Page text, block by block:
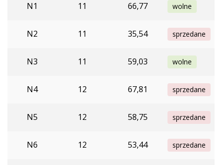
N1 11 66,77 wolne
N2 11 35,54 sprzedane
N3 11 59,03 wolne
N4 12 67,81 sprzedane
N5 12 58,75 sprzedane
N6 12 53,44 sprzedane